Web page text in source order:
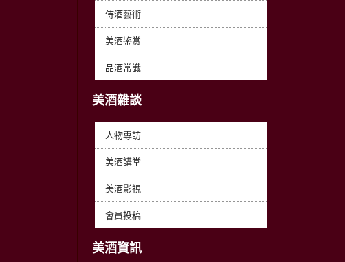
侍酒藝術
美酒鉴赏
品酒常識
美酒雜談
人物專訪
美酒講堂
美酒影視
會員投稿
美酒資訊